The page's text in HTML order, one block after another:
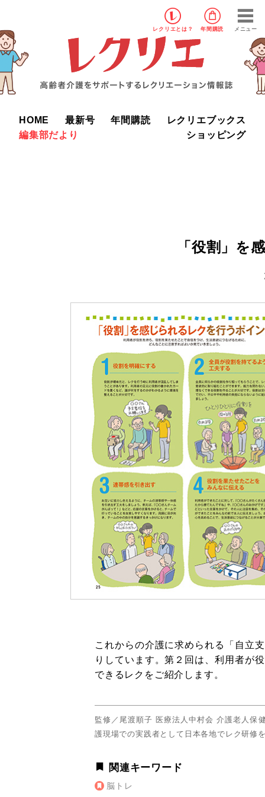
レクリエ とは？ 年間購読 メニュー
HOME 最新号 年間購読
レクリエブックス
編集部だより
ショッピング
「役割」を
これからの介護に求められる「自立
りしています。第２回は、利用者が
できるレクをご紹介します。
監修／尾渡順子 医療法人中村会 介護老人保
護現場での実践者として日本各地でレク研修
関連キーワード
脳トレ